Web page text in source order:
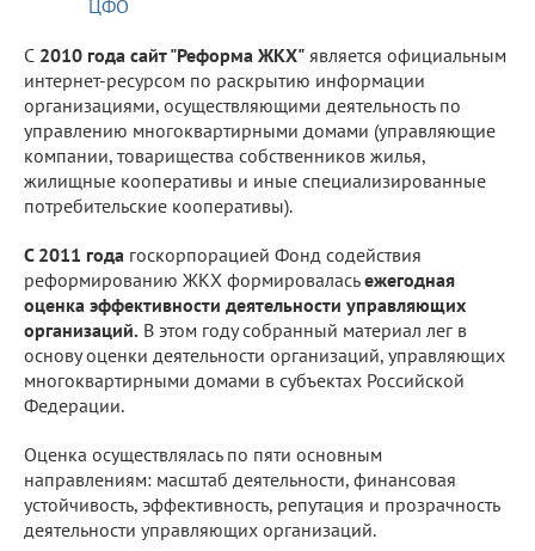
С 2010 года сайт "Реформа ЖКХ" является официальным
интернет-ресурсом по раскрытию информации
организациями, осуществляющими деятельность по
управлению многоквартирными домами (управляющие
компании, товарищества собственников жилья,
жилищные кооперативы и иные специализированные
потребительские кооперативы).
С 2011 года госкорпорацией Фонд содействия
реформированию ЖКХ формироваласьежегодная
оценка эффективности деятельности управляющих
организаций. В этом году собранный материал лег в
основу оценки деятельности организаций, управляющих
многоквартирными домами в субъектах Российской
Федерации.
Оценка осуществлялась по пяти основным
направлениям: масштаб деятельности, финансовая
устойчивость, эффективность, репутация и прозрачность
деятельности управляющих организаций.